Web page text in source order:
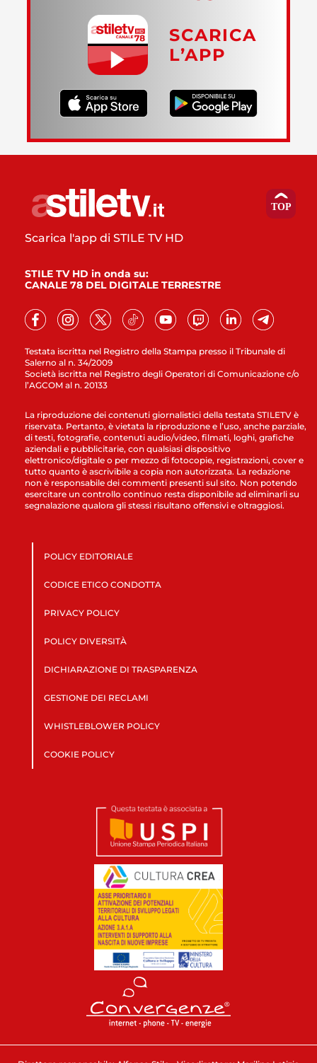
SCARICA
L’APP
Testata iscritta nel Registro della Stampa presso il Tribunale di
Salerno al n. 34/2009
Società iscritta nel Registro degli Operatori di Comunicazione c/o
l’AGCOM al n. 20133
Scarica l'app di STILE TV HD
STILE TV HD in onda su:
CANALE 78 DEL DIGITALE TERRESTRE
La riproduzione dei contenuti giornalistici della testata STILETV è
riservata. Pertanto, è vietata la riproduzione e l’uso, anche parziale,
di testi, fotografie, contenuti audio/video, filmati, loghi, grafiche
aziendali e pubblicitarie, con qualsiasi dispositivo
elettronico/digitale o per mezzo di fotocopie, registrazioni, cover e
tutto quanto è ascrivibile a copia non autorizzata. La redazione
non è responsabile dei commenti presenti sul sito. Non potendo
esercitare un controllo continuo resta disponibile ad eliminarli su
segnalazione qualora gli stessi risultano offensivi e oltraggiosi.
POLICY EDITORIALE
CODICE ETICO CONDOTTA
PRIVACY POLICY
POLICY DIVERSITÀ
DICHIARAZIONE DI TRASPARENZA
GESTIONE DEI RECLAMI
WHISTLEBLOWER POLICY
COOKIE POLICY